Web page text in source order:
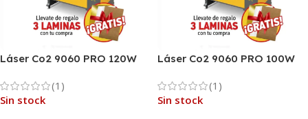
Láser Co2 9060 PRO 120W
(1)
Sin stock
Láser Co2 9060 PRO 100W
(1)
Sin stock